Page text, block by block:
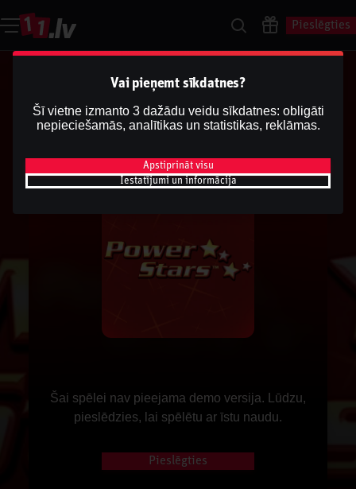
Pieslēgties
Šai spēlei nav pieejama demo versija. Lūdzu,
pieslēdzies, lai spēlētu ar īstu naudu.
Pieslēgties
Vai pieņemt sīkdatnes?
Šī vietne izmanto 3 dažādu veidu sīkdatnes: obligāti
nepieciešamās, analītikas un statistikas, reklāmas.
Apstiprināt visu
Iestatījumi un informācija